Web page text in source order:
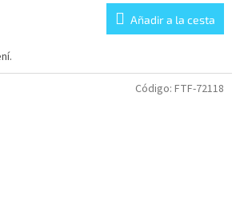
Añadir a la cesta
Código: FTF-72118